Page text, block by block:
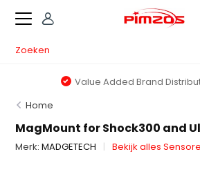
Value Added Brand
Home
MagMount for Shock300 and
Merk:MADGETECH Bekijk alles